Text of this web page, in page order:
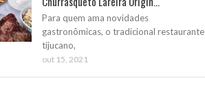
Para quem ama novidades
gastronômicas, o tradicional restaurante
tijucano,
out 15, 2021